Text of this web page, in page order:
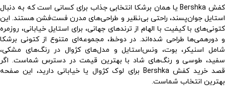
کفش Bershka یا همان برشکا انتخابی جذاب برای کسانی است که به دنبال
استایل جوان‌پسند، راحتی بی‌نظیر و طراحی‌های مدرن فست‌فشن هستند. این
کتونی‌های با کیفیت با الهام از ترندهای جهانی، برای استایل خیابانی، روزمره
و دورهمی‌ها طراحی شده‌اند. دردوخط، مجموعه‌ای متنوع ازکتونی برشکا
شامل اسنیکر، بوت، ونس‌استایل و مدل‌های کژوال در رنگ‌های مشکی،
سفید، طوسی و رنگ‌های شاد با بهترین قیمت در دسترس شماست. اگر
قصدخرید کفش Bershka
برای لوک کژوال یا خیابانی دارید، این صفحه
بهترین انتخاب شماست.